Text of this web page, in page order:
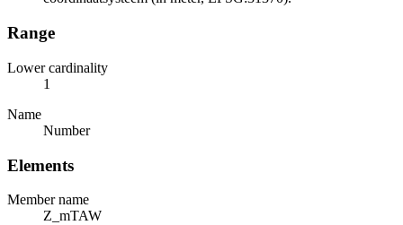
Range
Lower cardinality
1
Name
Number
Elements
Member name
Z_mTAW